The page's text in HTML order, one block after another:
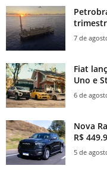
7 de
Fiat
Uno e
6 de
Nova
R$
5 de